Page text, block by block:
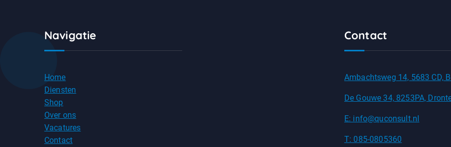
Navigatie
Home
Diensten
Shop
Over ons
Vacatures
Contact
Contact
Ambachtsweg 14, 5683 CD,
De Gouwe 34, 8253PA,
E: info@quconsult.nl
T: 085-0805360